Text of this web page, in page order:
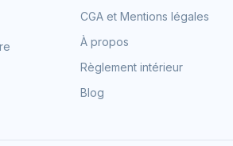
CGA et Mentions légales
À propos
Règlement intérieur
Blog